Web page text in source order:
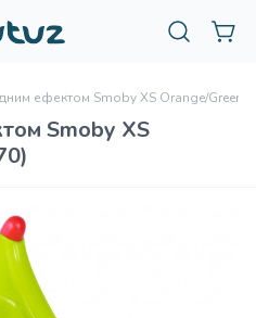
ефектом Smoby XS Orange/Green
Smoby XS